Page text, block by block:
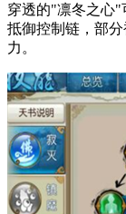
穿透的"凛冬之心"
抵御控制链，部
力。